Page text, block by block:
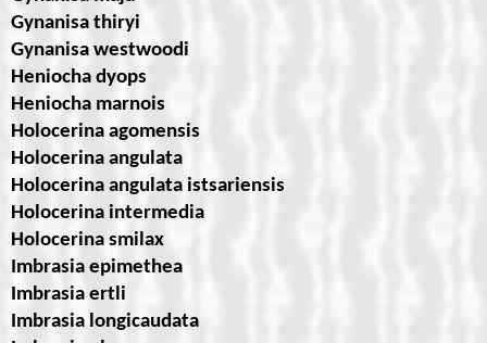
Gynanisa thiryi
Gynanisa westwoodi
Heniocha dyops
Heniocha marnois
Holocerina agomensis
Holocerina angulata
Holocerina angulata istsariensis
Holocerina intermedia
Holocerina smilax
Imbrasia epimethea
Imbrasia ertli
Imbrasia longicaudata